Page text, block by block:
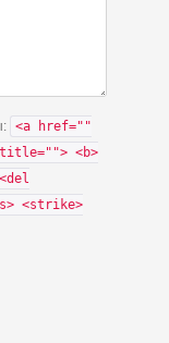
<a href=""
<b>
<strike>